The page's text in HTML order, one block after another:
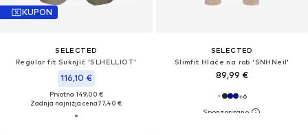
KUPON
SELECTED
Regular fit Suknjič 'SLHELLIOT'
116,10 €
Prvotno: 149,00 €
Zadnja najnižja cena77,40 €
SELECTED
Slimfit Hlače na rob 'SNHNeil'
89,99 €
+6